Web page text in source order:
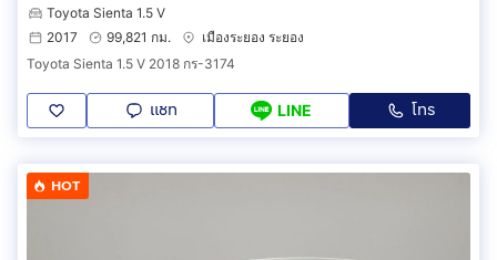
Toyota Sienta 1.5 V
2017
99,821 กม.
เมืองระยอง ระยอง
Toyota Sienta 1.5 V 2018 กร-3174
แชท LINE โทร
HOT